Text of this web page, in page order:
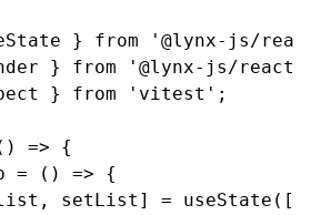
} from '@lynx-js/
} from '@lynx-js/
} from 'vitest' ;
=> {
= () => {
, setList ] = useState ([